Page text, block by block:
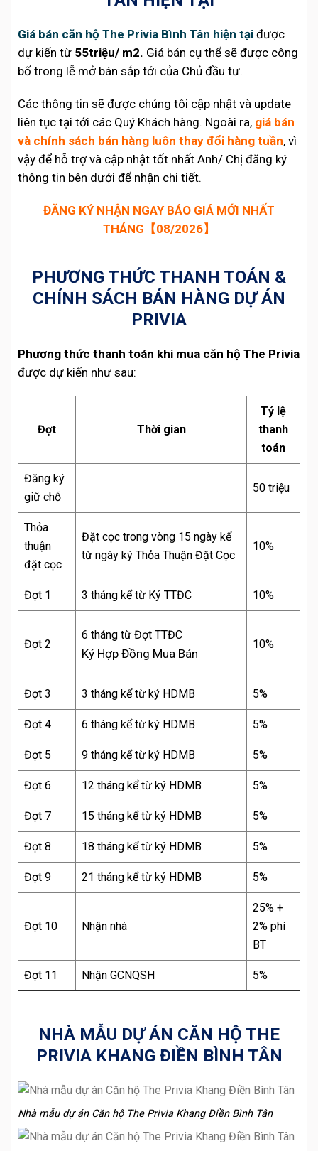
Giá bán căn hộ The Privia Bình Tân hiện tại được
dự kiến từ 55triệu/ m2. Giá bán cụ thể sẽ được công
bố trong lễ mở bán sắp tới của Chủ đầu tư.
Các thông tin sẽ được chúng tôi cập nhật và update
liên tục tại tới các Quý Khách hàng. Ngoài ra, giá bán
và chính sách bán hàng luôn thay đổi hàng tuần, vì
vậy để hỗ trợ và cập nhật tốt nhất Anh/ Chị đăng ký
thông tin bên dưới để nhận chi tiết.
ĐĂNG KÝ NHẬN NGAY BÁO GIÁ MỚI NHẤT
THÁNG【08/2026】
PHƯƠNG THỨC THANH TOÁN &
CHÍNH SÁCH BÁN HÀNG DỰ ÁN
PRIVIA
Phương thức thanh toán khi mua căn hộ The Privia
được dự kiến như sau:
Đợt Thời gian
Tỷ lệ
thanh
toán
Đăng ký
giữ chỗ
50 triệu
Thỏa
thuận
đặt cọc
Đặt cọc trong vòng 15 ngày kể
từ ngày ký Thỏa Thuận Đặt Cọc
10%
Đợt 1 3 tháng kể từ Ký TTĐC 10%
Đợt 2
6 tháng từ Đợt TTĐC
Ký Hợp Đồng Mua Bán
10%
Đợt 3 3 tháng kể từ ký HDMB 5%
Đợt 4 6 tháng kể từ ký HDMB 5%
Đợt 5 9 tháng kể từ ký HDMB 5%
Đợt 6 12 tháng kể từ ký HDMB 5%
Đợt 7 15 tháng kể từ ký HDMB 5%
Đợt 8 18 tháng kể từ ký HDMB 5%
Đợt 9 21 tháng kể từ ký HDMB 5%
Đợt 10 Nhận nhà
25% +
2% phí
BT
Đợt 11 Nhận GCNQSH 5%
NHÀ MẪU DỰ ÁN CĂN HỘ THE
PRIVIA KHANG ĐIỀN BÌNH TÂN
Nhà mẫu dự án Căn hộ The Privia Khang Điền Bình Tân